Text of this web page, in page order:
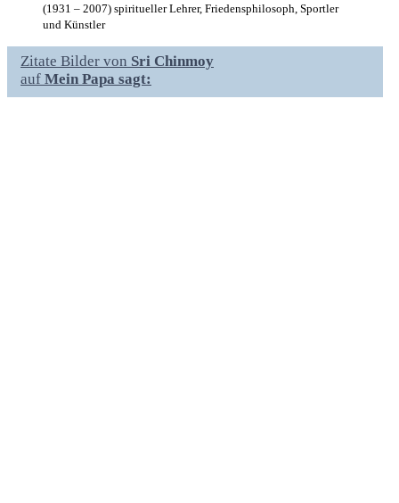
(1931 – 2007) spiritueller Lehrer, Friedensphilosoph, Sportler
und Künstler
Zitate Bilder von Sri Chinmoy
auf Mein Papa sagt: